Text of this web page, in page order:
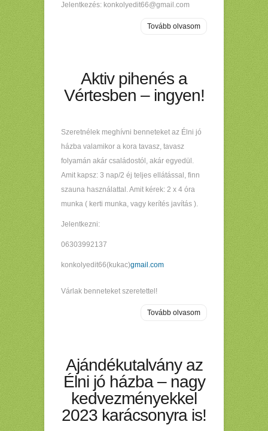
Jelentkezés: konkolyedit66@gmail.com
Tovább olvasom
Aktiv pihenés a
Vértesben – ingyen!
Szeretnélek meghívni benneteket az Élni jó
házba valamikor a kora tavasz, tavasz
folyamán akár családostól, akár egyedül.
Amit kapsz: 3 nap/2 éj teljes ellátással, finn
szauna használattal. Amit kérek: 2 x 4 óra
munka ( kerti munka, vagy kerítés javítás ).
Jelentkezni:
06303992137
konkolyedit66(kukac)gmail.com
Várlak benneteket szeretettel!
Tovább olvasom
Ajándékutalvány az
Élni jó házba – nagy
kedvezményekkel
2023 karácsonyra is!